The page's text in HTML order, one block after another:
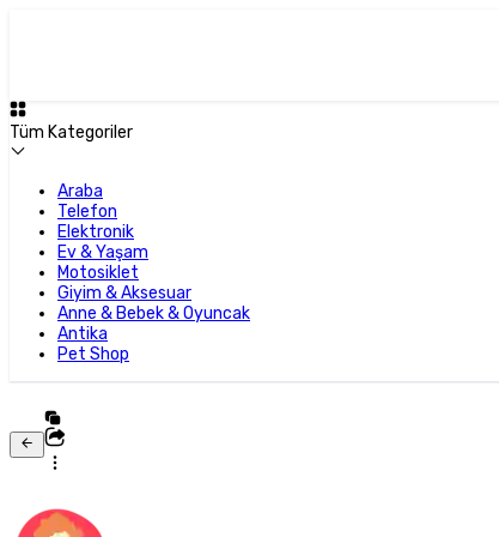
Tüm Kategoriler
Araba
Telefon
Elektronik
Ev & Yaşam
Motosiklet
Giyim & Aksesuar
Anne & Bebek & Oyuncak
Antika
Pet Shop